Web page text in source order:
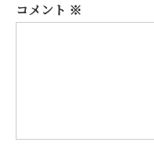
コメント ※